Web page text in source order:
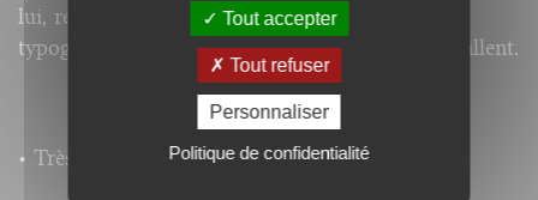
lui, représentés par les jeunes générations de
typographes, dont certaines réalisations l'émerveillent.
• Très nombreuses illustrations.
Tout accepter
Tout refuser
Personnaliser
Politique de confidentialité